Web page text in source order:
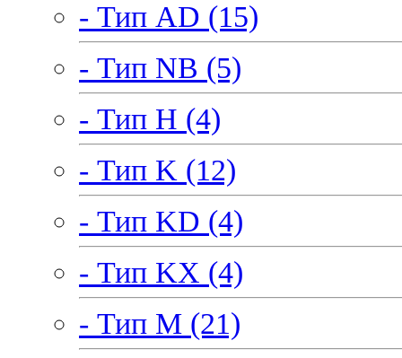
- Тип AD (15)
- Тип NB (5)
- Тип H (4)
- Тип K (12)
- Тип KD (4)
- Тип KX (4)
- Тип M (21)